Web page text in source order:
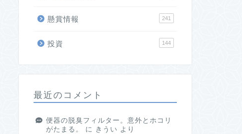
懸賞情報 241
投資 144
最近のコメント
便器の脱臭フィルター。意外とホコリ
がたまる。
に きうい より